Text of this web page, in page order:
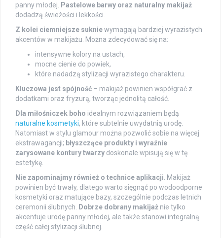
panny młodej. Pastelowe barwy oraz naturalny makijaż
dodadzą świeżości i lekkości.
Z kolei ciemniejsze sukniewymagają bardziej wyrazistych
akcentów w makijażu. Można zdecydować się na:
intensywne kolory na ustach,
mocne cienie do powiek,
które nadadzą stylizacji wyrazistego charakteru.
Kluczowa jest spójność – makijaż powinien współgrać z
dodatkami oraz fryzurą, tworząc jednolitą całość.
Dla miłośniczek boho idealnym rozwiązaniem będą
naturalne kosmetyki, które subtelnie uwydatnią urodę.
Natomiast w stylu glamour można pozwolić sobie na więcej
ekstrawagancji; błyszczące produkty i wyraźnie
zarysowane kontury twarzy doskonale wpisują się w tę
estetykę.
Nie zapominajmy również o technice aplikacji. Makijaż
powinien być trwały, dlatego warto sięgnąć po wodoodporne
kosmetyki oraz matujące bazy, szczególnie podczas letnich
ceremonii ślubnych. Dobrze dobrany makijaż nie tylko
akcentuje urodę panny młodej, ale także stanowi integralną
część całej stylizacji ślubnej.